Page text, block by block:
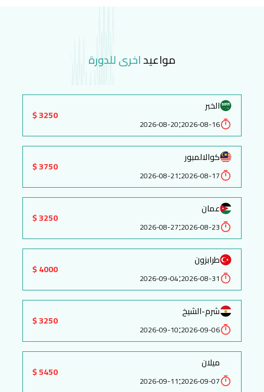
مواعيداخرى للدورة
الخبر
2026-08-16
:
2026-08-20
3250 $
كوالالمبور
2026-08-17
:
2026-08-21
3750 $
عمان
2026-08-23
:
2026-08-27
3250 $
طرابزون
2026-08-31
:
2026-09-04
4000 $
شرم-الشيخ
2026-09-06
:
2026-09-10
3250 $
ميلان
2026-09-07
:
2026-09-11
5450 $